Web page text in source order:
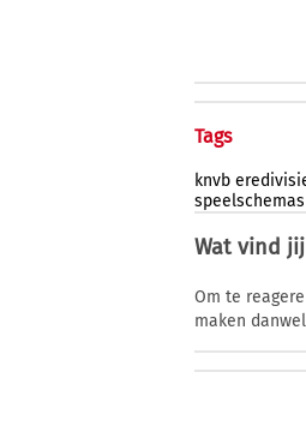
Tags
knvb
speelschemas
Wat vind
Om te
maken